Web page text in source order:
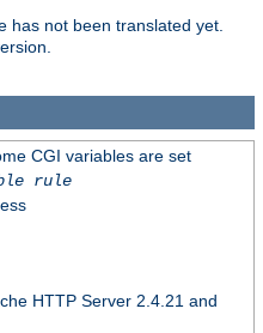
has not been translated yet.
CGI variables are set
rule
HTTP Server 2.4.21 and